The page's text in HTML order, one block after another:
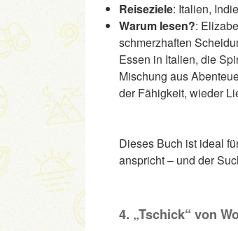
Reiseziele: Italien,
Warum lesen?:
schmerzhaften
Essen in Italien, die
Mischung aus
der Fähigkeit, wieder
Dieses Buch ist ideal
anspricht – und der
4. „Tschick“ von